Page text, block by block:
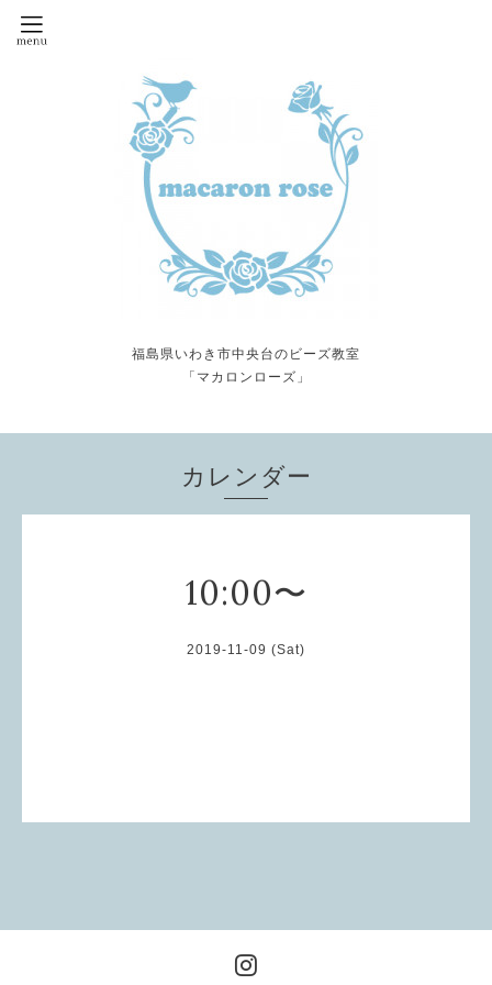
福島県いわき市中央台のビーズ教室
「マカロンローズ」
カレンダー
10:00〜
2019-11-09 (Sat)